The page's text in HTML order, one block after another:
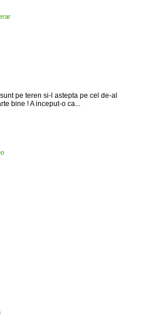
pe teren si-l astepta pe cel de-al
bine ! A inceput-o ca...